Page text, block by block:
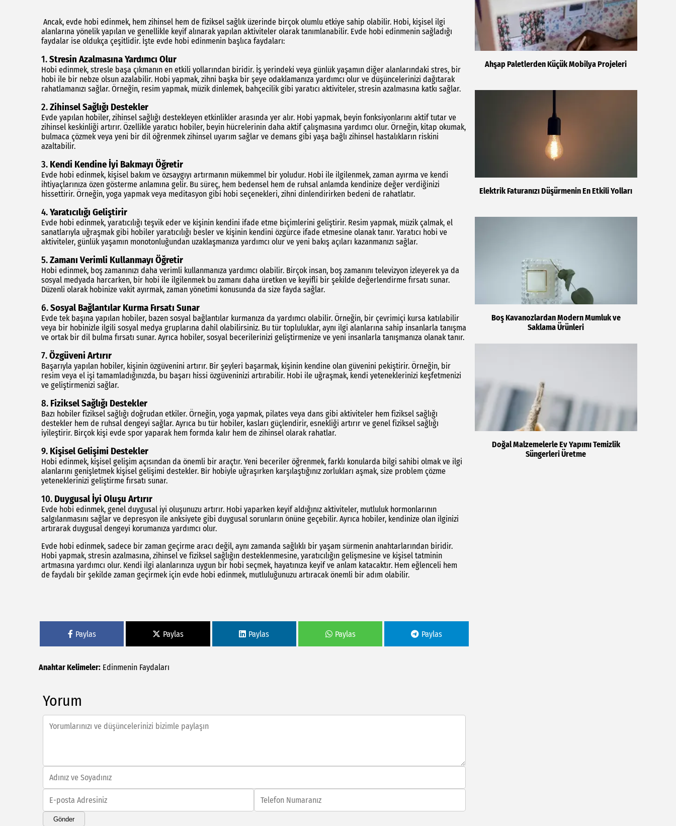
Ancak, evde hobi edinmek, hem zihinsel hem de fiziksel sağlık üzerinde birçok olumlu etkiye sahip olabilir. Hobi, kişisel ilgi
alanlarına yönelik yapılan ve genellikle keyif alınarak yapılan aktiviteler olarak tanımlanabilir. Evde hobi edinmenin sağladığı
faydalar ise oldukça çeşitlidir. İşte evde hobi edinmenin başlıca faydaları:
1.Stresin Azalmasına Yardımcı Olur
Hobi edinmek, stresle başa çıkmanın en etkili yollarından biridir. İş yerindeki veya günlük yaşamın diğer alanlarındaki stres, bir
hobi ile bir nebze olsun azalabilir. Hobi yapmak, zihni başka bir şeye odaklamanıza yardımcı olur ve düşüncelerinizi dağıtarak
rahatlamanızı sağlar. Örneğin, resim yapmak, müzik dinlemek, bahçecilik gibi yaratıcı aktiviteler, stresin azalmasına katkı sağlar.
2.Zihinsel Sağlığı Destekler
Evde yapılan hobiler, zihinsel sağlığı destekleyen etkinlikler arasında yer alır. Hobi yapmak, beyin fonksiyonlarını aktif tutar ve
zihinsel keskinliği artırır. Özellikle yaratıcı hobiler, beyin hücrelerinin daha aktif çalışmasına yardımcı olur. Örneğin, kitap okumak,
bulmaca çözmek veya yeni bir dil öğrenmek zihinsel uyarım sağlar ve demans gibi yaşa bağlı zihinsel hastalıkların riskini
azaltabilir.
3. Kendi Kendine İyi Bakmayı Öğretir
Evde hobi edinmek, kişisel bakım ve özsaygıyı artırmanın mükemmel bir yoludur. Hobi ile ilgilenmek, zaman ayırma ve kendi
ihtiyaçlarınıza özen gösterme anlamına gelir. Bu süreç, hem bedensel hem de ruhsal anlamda kendinize değer verdiğinizi
hissettirir. Örneğin, yoga yapmak veya meditasyon gibi hobi seçenekleri, zihni dinlendirirken bedeni de rahatlatır.
4.Yaratıcılığı Geliştirir
Evde hobi edinmek, yaratıcılığı teşvik eder ve kişinin kendini ifade etme biçimlerini geliştirir. Resim yapmak, müzik çalmak, el
sanatlarıyla uğraşmak gibi hobiler yaratıcılığı besler ve kişinin kendini özgürce ifade etmesine olanak tanır. Yaratıcı hobi ve
aktiviteler, günlük yaşamın monotonluğundan uzaklaşmanıza yardımcı olur ve yeni bakış açıları kazanmanızı sağlar.
5.Zamanı Verimli Kullanmayı Öğretir
Hobi edinmek, boş zamanınızı daha verimli kullanmanıza yardımcı olabilir. Birçok insan, boş zamanını televizyon izleyerek ya da
sosyal medyada harcarken, bir hobi ile ilgilenmek bu zamanı daha üretken ve keyifli bir şekilde değerlendirme fırsatı sunar.
Düzenli olarak hobinize vakit ayırmak, zaman yönetimi konusunda da size fayda sağlar.
6.Sosyal Bağlantılar Kurma Fırsatı Sunar
Evde tek başına yapılan hobiler, bazen sosyal bağlantılar kurmanıza da yardımcı olabilir. Örneğin, bir çevrimiçi kursa katılabilir
veya bir hobinizle ilgili sosyal medya gruplarına dahil olabilirsiniz. Bu tür topluluklar, aynı ilgi alanlarına sahip insanlarla tanışma
ve ortak bir dil bulma fırsatı sunar. Ayrıca hobiler, sosyal becerilerinizi geliştirmenize ve yeni insanlarla tanışmanıza olanak tanır.
7.Özgüveni Artırır
Başarıyla yapılan hobiler, kişinin özgüvenini artırır. Bir şeyleri başarmak, kişinin kendine olan güvenini pekiştirir. Örneğin, bir
resim veya el işi tamamladığınızda, bu başarı hissi özgüveninizi artırabilir. Hobi ile uğraşmak, kendi yeteneklerinizi keşfetmenizi
ve geliştirmenizi sağlar.
8. Fiziksel Sağlığı Destekler
Bazı hobiler fiziksel sağlığı doğrudan etkiler. Örneğin, yoga yapmak, pilates veya dans gibi aktiviteler hem fiziksel sağlığı
destekler hem de ruhsal dengeyi sağlar. Ayrıca bu tür hobiler, kasları güçlendirir, esnekliği artırır ve genel fiziksel sağlığı
iyileştirir. Birçok kişi evde spor yaparak hem formda kalır hem de zihinsel olarak rahatlar.
9. Kişisel Gelişimi Destekler
Hobi edinmek, kişisel gelişim açısından da önemli bir araçtır. Yeni beceriler öğrenmek, farklı konularda bilgi sahibi olmak ve ilgi
alanlarını genişletmek kişisel gelişimi destekler. Bir hobiyle uğraşırken karşılaştığınız zorlukları aşmak, size problem çözme
yeteneklerinizi geliştirme fırsatı sunar.
10. Duygusal İyi Oluşu Artırır
Evde hobi edinmek, genel duygusal iyi oluşunuzu artırır. Hobi yaparken keyif aldığınız aktiviteler, mutluluk hormonlarının
salgılanmasını sağlar ve depresyon ile anksiyete gibi duygusal sorunların önüne geçebilir. Ayrıca hobiler, kendinize olan ilginizi
artırarak duygusal dengeyi korumanıza yardımcı olur.
Evde hobi edinmek, sadece bir zaman geçirme aracı değil, aynı zamanda sağlıklı bir yaşam sürmenin anahtarlarından biridir.
Hobi yapmak, stresin azalmasına, zihinsel ve fiziksel sağlığın desteklenmesine, yaratıcılığın gelişmesine ve kişisel tatminin
artmasına yardımcı olur. Kendi ilgi alanlarınıza uygun bir hobi seçmek, hayatınıza keyif ve anlam katacaktır. Hem eğlenceli hem
de faydalı bir şekilde zaman geçirmek için evde hobi edinmek, mutluluğunuzu artıracak önemli bir adım olabilir.
Paylas Paylas Paylas Paylas Paylas
Anahtar Kelimeler: Edinmenin Faydaları
Yorum
Gönder
Ahşap Paletlerden Küçük Mobilya Projeleri
Elektrik Faturanızı Düşürmenin En Etkili Yolları
Boş Kavanozlardan Modern Mumluk ve
Saklama Ürünleri
Doğal Malzemelerle Ev Yapımı Temizlik
Süngerleri Üretme